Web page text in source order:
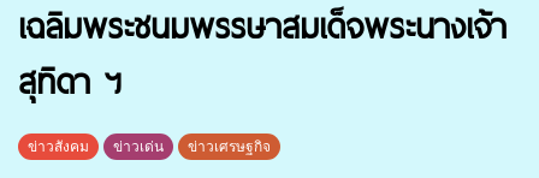
เฉลิมพระชนมพรรษาสมเด็จพระนางเจ้า
สุทิดา ฯ
ข่าวสังคม ข่าวเด่น ข่าวเศรษฐกิจ